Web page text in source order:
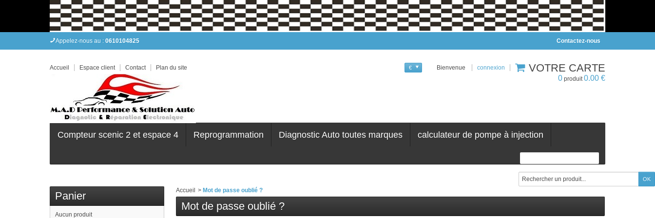
Contactez-nous
Appelez-nous au : 0610104825
Accueil Espace client Contact Plan du site Bienvenue connexion VOTRE CARTE
0 produit0.00 €
€
Compteur scenic 2 et espace 4 Reprogrammation Diagnostic Auto toutes marques calculateur de pompe à injection
Panier
Aucun produit
Accueil > Mot de passe oublié ?
Mot de passe oublié ?